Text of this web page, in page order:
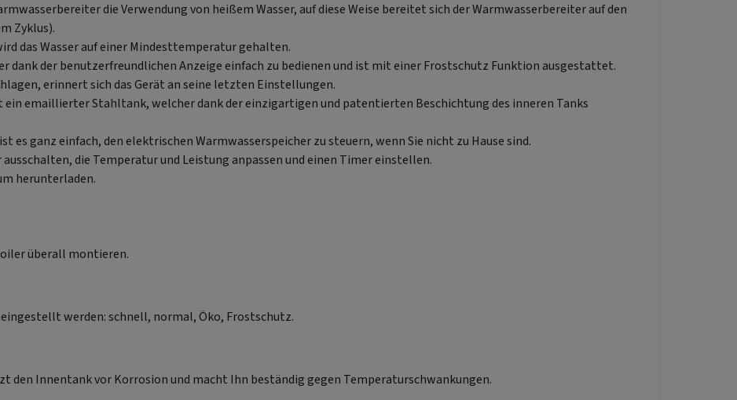
die Verwendung von heißem Wasser, auf diese Weise bereitet sich der Warmwasserbereiter auf den
Zyklus).
das Wasser auf einer Mindesttemperatur gehalten.
dank der benutzerfreundlichen Anzeige einfach zu bedienen und ist mit einer Frostschutz Funktion ausgestattet.
erinnert sich das Gerät an seine letzten Einstellungen.
ein emaillierter Stahltank, welcher dank der einzigartigen und patentierten Beschichtung des inneren Tanks
es ganz einfach, den elektrischen Warmwasserspeicher zu steuern, wenn Sie nicht zu Hause sind.
ausschalten, die Temperatur und Leistung anpassen und einen Timer einstellen.
herunterladen.
überall montieren.
werden: schnell, normal, Öko, Frostschutz.
den Innentank vor Korrosion und macht Ihn beständig gegen Temperaturschwankungen.